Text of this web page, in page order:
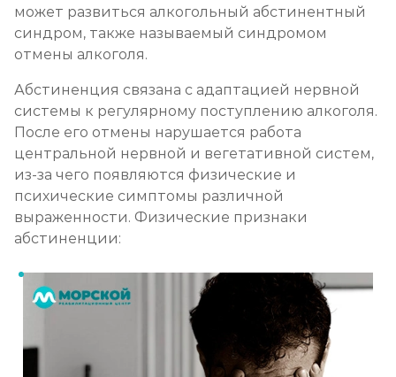
может развиться алкогольный абстинентный
синдром, также называемый синдромом
отмены алкоголя.
Абстиненция связана с адаптацией нервной
системы к регулярному поступлению алкоголя.
После его отмены нарушается работа
центральной нервной и вегетативной систем,
из-за чего появляются физические и
психические симптомы различной
выраженности. Физические признаки
абстиненции: